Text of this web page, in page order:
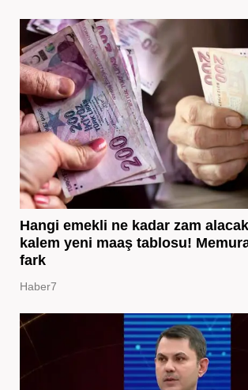
Hangi emekli ne kadar zam
kalem yeni maaş tablosu!
fark
Haber7